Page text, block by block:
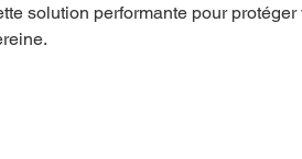
solution performante pour protéger